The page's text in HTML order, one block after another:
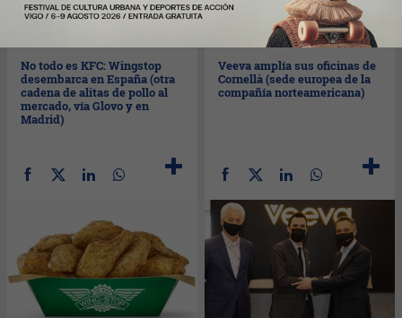
No todo es KFC: Wingstop
desembarca en España (otra
cadena de alitas de pollo al
mercado, vía Glovo y en
Madrid)
28/03/2022
Veeva amplía sus oficinas de
Cornellà (sede europea de la
compañía norteamericana)